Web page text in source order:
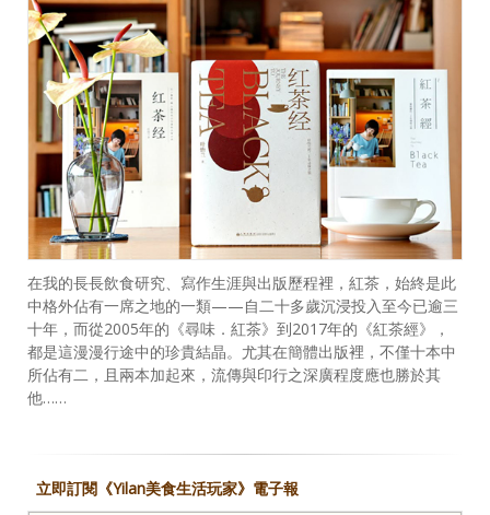
在我的長長飲食研究、寫作生涯與出版歷程裡，紅茶，始終是此
中格外佔有一席之地的一類——自二十多歲沉浸投入至今已逾三
十年，而從2005年的《尋味．紅茶》到2017年的《紅茶經》，
都是這漫漫行途中的珍貴結晶。尤其在簡體出版裡，不僅十本中
所佔有二，且兩本加起來，流傳與印行之深廣程度應也勝於其
他……
立即訂閱《Yilan美食生活玩家》電子報